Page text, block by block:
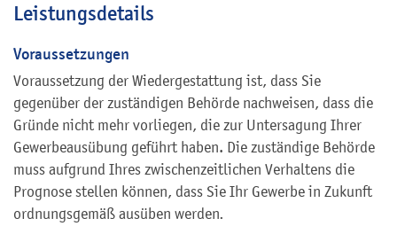
Leistungsdetails
Voraussetzungen
Voraussetzung der Wiedergestattung ist, dass Sie
gegenüber der zuständigen Behörde nachweisen, dass die
Gründe nicht mehr vorliegen, die zur Untersagung Ihrer
Gewerbeausübung geführt haben. Die zuständige Behörde
muss aufgrund Ihres zwischenzeitlichen Verhaltens die
Prognose stellen können, dass Sie Ihr Gewerbe in Zukunft
ordnungsgemäß ausüben werden.